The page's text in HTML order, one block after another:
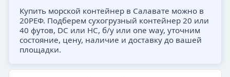
Купить морской контейнер в Салавате можно в
20РЕФ. Подберем сухогрузный контейнер 20 или
40 футов, DC или HC, б/у или one way, уточним
состояние, цену, наличие и доставку до вашей
площадки.